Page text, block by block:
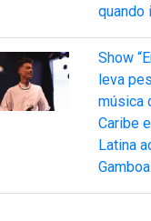
quando
Show
leva
música
Caribe
Latina
Gamboa